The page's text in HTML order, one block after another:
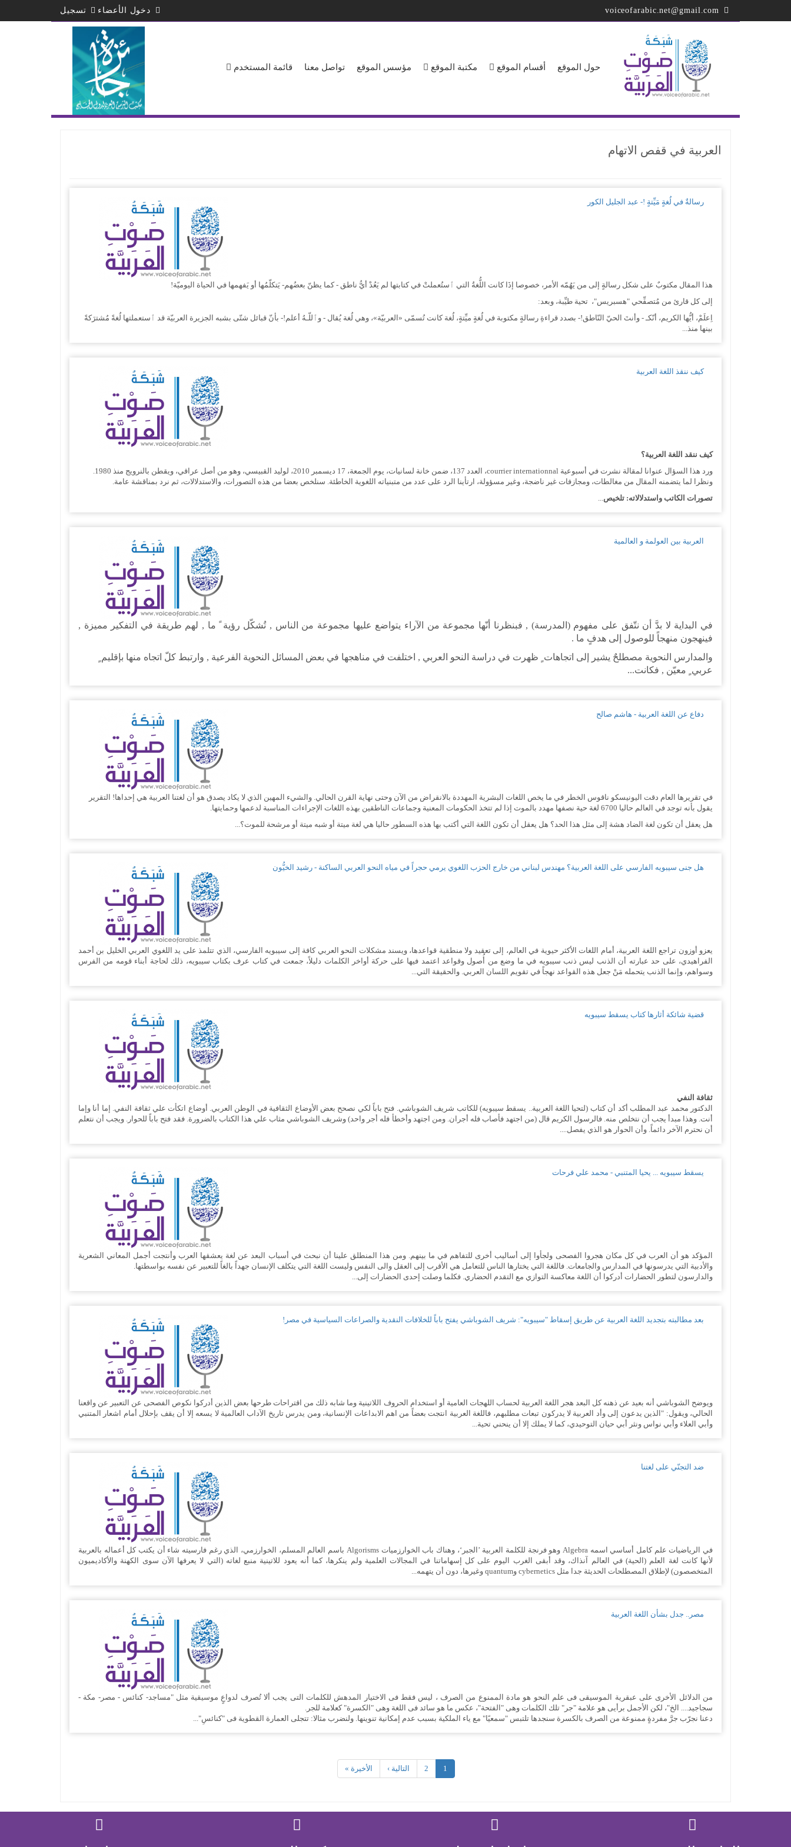
دخول الأعضاء تسجيل
حول الموقع أقسام الموقع مكتبة الموقع مؤسس الموقع تواصل معنا قائمة المستخدم
العربية في قفص الاتهام
رسالةٌ في لُغةٍ مَيِّتةٍ !- عبد الجليل الكور
هذا المقال مكتوبٌ على شكل رسالةٍ إلى من يَهُمّه الأمر، خصوصا إذَا كانت اللُّغةُ التي ٱستُعملتْ في كتابتها لم يَعُدْ أيُّ ناطق - كما يظنّ بعضُهم- يَتكلّمُها أو يَفهمها في الحياة اليوميّة!
إلى كل قارئ من مُتصفِّحي "هسبريس"، تحية طيِّبة، وبعد:
اِعلَمْ، أيُّها الكريم، أنّكـ - وأنتَ الحيّ النّاطق!- بصدد قراءةِ رسالةٍ مكتوبة في لُغةٍ ميِّتةٍ، لُغة كانت تُسمّى «العربيّة»، وهي لُغة يُقال - وٱللّـهُ أعلم!- بأنّ قبائل شتّى بشبه الجزيرة العربيّة قد ٱستعملتها لُغةً مُشترَكةً
بينها منذ...
كيف ننقذ اللغة العربية
كيف ننقد اللغة العربية؟
ورد هذا السؤال عنوانا لمقالة نشرت في أسبوعية courrier internationnal، العدد 137، ضمن خانة لسانيات، يوم الجمعة، 17 ديسمبر 2010، لوليد القبيسي، وهو من أصل عراقي، ويقطن بالنرويج منذ 1980.
ونظرا لما يتضمنه المقال من مغالطات، ومجازفات غير ناضجة، وغير مسؤولة، ارتأينا الرد على عدد من متبنياته اللغوية الخاطئة. سنلخص بعضا من هذه التصورات، والاستدلالات، ثم نرد بمناقشة عامة.
تصورات الكاتب واستدلالاته: تلخيص...
العربية بين العولمة و العالمية
في البداية لا بدَّ أن نتّفق على مفهوم (المدرسة) , فبنظرنا أنّها مجموعة من الآراء يتواضع عليها مجموعة من الناس , تُشكّل رؤية ً ما , لهم طريقة في التفكير مميزة ,
فينهجون منهجاً للوصول إلى هدفٍ ما .
والمدارس النحوية مصطلحٌ يشير إلى اتجاهات ٍ ظهرت في دراسة النحو العربي , اختلفت في مناهجها في بعض المسائل النحوية الفرعية , وارتبط كلّ اتجاه منها بإقليم ٍ
عربي ٍ معيّن , فكانت...
دفاع عن اللغة العربية - هاشم صالح
في تقريرها العام دقت اليونيسكو ناقوس الخطر في ما يخص اللغات البشرية المهددة بالانقراض من الآن وحتى نهاية القرن الحالي. والشيء المهين الذي لا يكاد يصدق هو أن لغتنا العربية هي إحداها! التقرير
يقول بأنه توجد في العالم حاليا 6700 لغة حية نصفها مهدد بالموت إذا لم تتخذ الحكومات المعنية وجماعات الناطقين بهذه اللغات الإجراءات المناسبة لدعمها وحمايتها.
هل يعقل أن تكون لغة الضاد هشة إلى مثل هذا الحد؟ هل يعقل أن تكون اللغة التي أكتب بها هذه السطور حاليا هي لغة ميتة أو شبه ميتة أو مرشحة للموت؟...
هل جنى سيبويه الفارسي على اللغة العربية؟ مهندس لبناني من خارج الحزب اللغوي يرمي حجراً في مياه النحو العربي الساكنة - رشيد الخيُّون
يعزو أوزون تراجع اللغة العربية، أمام اللغات الأكثر حيوية في العالم، إلى تعقيد ولا منطقية قواعدها، ويسند مشكلات النحو العربي كافة إلى سيبويه الفارسي، الذي تتلمذ على يد اللغوي العربي الخليل بن أحمد
الفراهيدي، على حد عبارته أن الذنب ليس ذنب سيبويه في ما وضع من أُصول وقواعد اعتمد فيها على حركة أواخر الكلمات دليلاً، جمعت في كتاب عرف بكتاب سيبويه، ذلك لحاجة أبناء قومه من الفرس
وسواهم، وإنما الذنب يتحمله مَنْ جعل هذه القواعد نهجاً في تقويم اللسان العربي. والحقيقة التي...
قضية شائكة أثارها كتاب يسقط سيبويه
ثقافة النفي
الدكتور محمد عبد المطلب أكد أن كتاب (لتحيا اللغة العربية.. يسقط سيبويه) للكاتب شريف الشوباشي. فتح باباً لكي نصحح بعض الأوضاع الثقافية في الوطن العربي. أوضاع اتكأت علي ثقافة النفي. إما أنا وإما
أنت. وهذا مبدأ يجب أن نتخلص منه. فالرسول الكريم قال (من اجتهد فأصاب فله أجران. ومن اجتهد وأخطأ فله أجر واحد) وشريف الشوباشي مثاب علي هذا الكتاب بالضرورة. فقد فتح باباً للحوار. ويجب أن نتعلم
أن نحترم الآخر دائماً. وأن الحوار هو الذي يفصل....
يسقط سيبويه ... يحيا المتنبي - محمد علي فرحات
المؤكد هو أن العرب في كل مكان هجروا الفصحى ولجأوا إلى أساليب أخرى للتفاهم في ما بينهم. ومن هذا المنطلق علينا أن نبحث في أسباب البعد عن لغة يعشقها العرب وأنتجت أجمل المعاني الشعرية
والأدبية التي يدرسونها في المدارس والجامعات. فاللغة التي يختارها الناس للتعامل هي الأقرب إلى العقل والى النفس وليست اللغة التي يتكلف الإنسان جهداً بالغاً للتعبير عن نفسه بواسطتها.
والدارسون لتطور الحضارات أدركوا أن اللغة معاكسة التوازي مع التقدم الحضاري. فكلما وصلت إحدى الحضارات إلى...
بعد مطالبته بتجديد اللغة العربية عن طريق إسقاط "سيبويه": شريف الشوباشي يفتح باباً للخلافات النقدية والصراعات السياسية في مصر!
ويوضح الشوباشي أنه بعيد عن ذهنه كل البعد هجر اللغة العربية لحساب اللهجات العامية أو استخدام الحروف اللاتينية وما شابه ذلك من اقتراحات طرحها بعض الذين أدركوا نكوص الفصحى عن التعبير عن واقعنا
الحالي، ويقول: "الذين يدعون إلى وأد العربية لا يدركون تبعات مطلبهم، فاللغة العربية انتجت بعضاً من اهم الابداعات الإنسانية، ومن يدرس تاريخ الآداب العالمية لا يسعه إلا أن يقف بإحلال أمام اشعار المتنبي
وأبي العلاء وأبي نواس ونثر أبي حيان التوحيدي، كما لا يملك إلا أن ينحني تحية...
ضد التجنّي على لغتنا
في الرياضيات علم كامل أساسي اسمه Algebra وهو فرنجة للكلمة العربية ’الجبر‘، وهناك باب الخوارزميات Algorisms باسم العالم المسلم، الخوارزمي، الذي رغم فارسيته شاء أن يكتب كل أعماله بالعربية
لأنها كانت لغة العلم (الحية) في العالم آنذاك، وقد أبقى الغرب اليوم على كل إسهاماتنا في المجالات العلمية ولم ينكرها، كما أنه يعود للاتينية منبع لغاته (التي لا يعرفها الآن سوى الكهنة والأكاديميون
المتخصصون) لإطلاق المصطلحات الحديثة جدا مثل cybernetics وquantum وغيرها، دون أن يتهمه...
مصر.. جدل بشأن اللغة العربية
من الدلائل الأخرى على عبقرية الموسيقى فى علم النحو هو مادة الممنوع من الصرف ، ليس فقط فى الاختيار المدهش للكلمات التى يجب ألا تُصرف لدواعٍ موسيقية مثل "مساجد- كنائس - مصر- مكة -
سجاجيد.... الخ"، لكن الأجمل برأيى هو علامة "جر" تلك الكلمات وهى "الفتحة"، عكس ما هو سائد فى اللغة وهى "الكسرة" كعلامة للجر.
دعنا نجرّب جرَّ مفردةٍ ممنوعة من الصرف بالكسرة سنجدها تلتبس "سمعيًا" مع ياء الملكية بسبب عدم إمكانية تنوينها. ولنضرب مثالا: تتجلى العمارة القطوية فى "كنائسِ"...
1
2 التالية › الأخيرة »